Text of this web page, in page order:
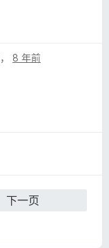
， 8 年前
下一页